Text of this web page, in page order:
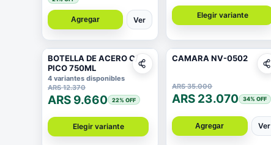
Agregar Ver Elegir variante
BOTELLA DE ACERO C/
PICO 750ML
4 variantes disponibles
ARS 12.370
ARS 9.660 22% OFF
Elegir variante
CAMARA NV-0502
ARS 35.000
ARS 23.070 34% OFF
Agregar Ver